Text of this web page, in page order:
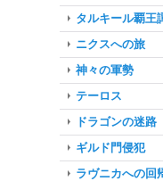
タルキール覇王
ニクスへの旅
神々の軍勢
テーロス
ドラゴンの迷路
ギルド門侵犯
ラヴニカへの回